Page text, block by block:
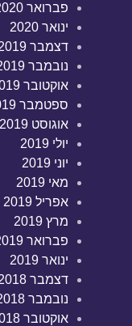
פברואר 2020
ינואר 2020
דצמבר 2019
נובמבר 2019
אוקטובר 2019
ספטמבר 2019
אוגוסט 2019
יולי 2019
יוני 2019
מאי 2019
אפריל 2019
מרץ 2019
פברואר 2019
ינואר 2019
דצמבר 2018
נובמבר 2018
אוקטובר 2018